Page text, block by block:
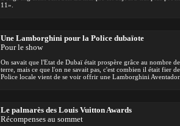
11».
Une Lamborghini pour la Police dubaïote
Pour le show
On savait que l'Etat de Dubaï était prospère grâce au nombre
terre, mais ce que l'on ne savait pas, c'est combien il était fier
Police locale vient de se voir offrir une Lamborghini
Le palmarès des Louis Vuitton Awards
Récompenses au sommet